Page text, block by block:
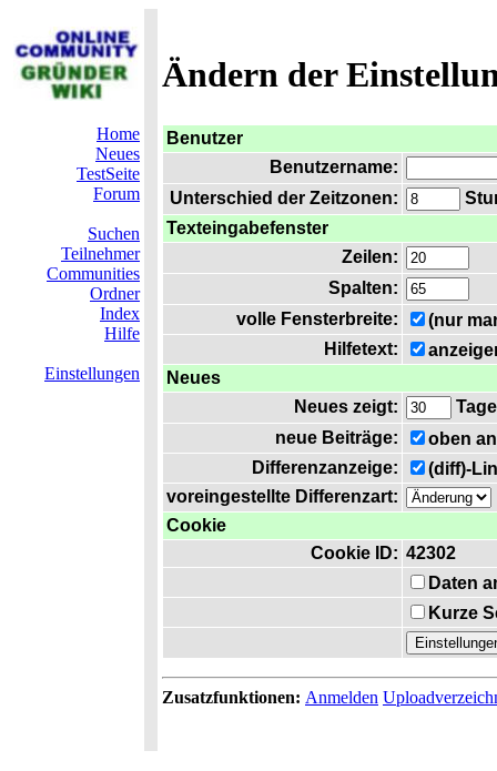
Ändern der
Home
Neues
TestSeite
Forum
Suchen
Teilnehmer
Communities
Ordner
Index
Hilfe
Einstellungen
Benutzer
Benutzername:
Unterschied der Zeitzonen:
Texteingabefenster
Zeilen:
Spalten:
volle Fensterbreite:
(nur
Hilfetext:
Neues
Neues zeigt:
Tage
neue Beiträge:
oben
Differenzanzeige:
(diff)-
voreingestellte Differenzart:
Cookie
Cookie ID: 42302
Daten
Kurze
Zusatzfunktionen: Anmelden